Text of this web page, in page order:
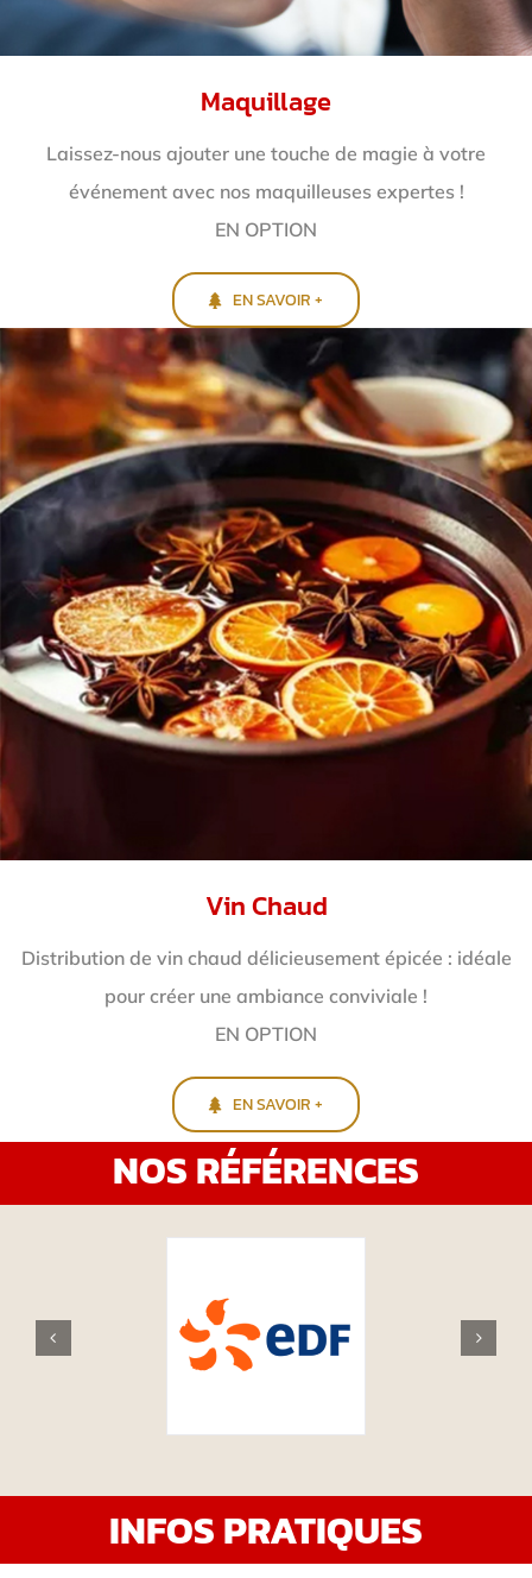
Maquillage
Laissez-nous ajouter une touche de magie à votre
événement avec nos maquilleuses expertes !
EN OPTION
EN SAVOIR +
Vin Chaud
Distribution de vin chaud délicieusement épicée : idéale
pour créer une ambiance conviviale !
EN OPTION
EN SAVOIR +
NOS RÉFÉRENCES
INFOS PRATIQUES